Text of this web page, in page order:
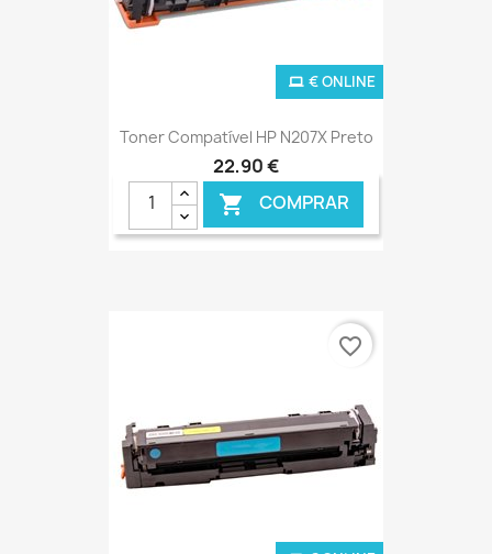
Toner Compatível HP N207X Preto
22,90 €
 COMPRAR
€ ONLINE
favorite_border